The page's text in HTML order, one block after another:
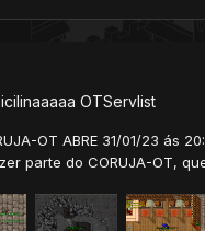
OTServlist
OT ABRE 31/01/23 ás
parte do CORUJA-OT,